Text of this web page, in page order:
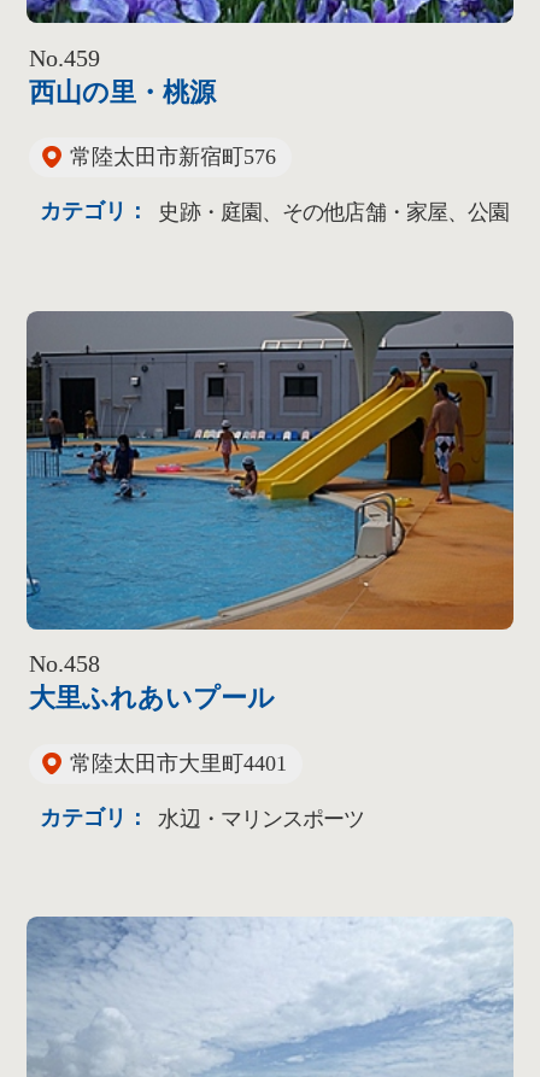
No.459
西山の里・桃源
常陸太田市新宿町576
カテゴリ： 史跡・庭園、その他店舗・家屋、公園
No.458
大里ふれあいプール
常陸太田市大里町4401
カテゴリ： 水辺・マリンスポーツ